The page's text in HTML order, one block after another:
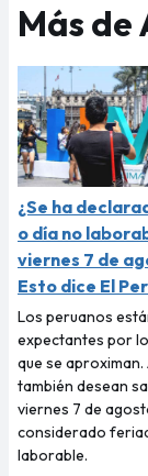
Más
¿Se ha
o día no
viernes 7 de
Esto dice El
Los peruanos
expectantes por
que se aproximan.
también desean
viernes 7 de
considerado
laborable.